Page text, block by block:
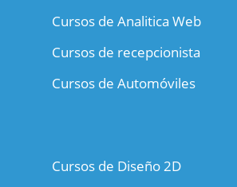
Cursos de Analitica Web
Cursos de recepcionista
Cursos de Automóviles
Cursos de Diseño 2D